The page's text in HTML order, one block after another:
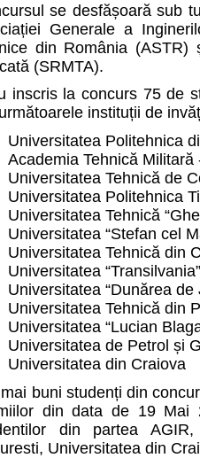
se desfășoară sub
Generale a
din România
(SRMTA).
inscris la concurs 75 de
instituții de
Universitatea Politehnica
Academia Tehnică Militară
Universitatea Tehnică de
Universitatea Politehnica
Universitatea Tehnică
Universitatea “Stefan cel
Universitatea Tehnică din
Universitatea
Universitatea “Dunărea de
Universitatea Tehnică din
Universitatea “Lucian
Universitatea de Petrol și
Universitatea din Craiova
buni studenți din
din data de 19 Mai
din partea
Universitatea din